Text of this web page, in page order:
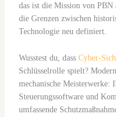
das ist die Mission von PBN
die Grenzen zwischen
Technologie neu definiert.
Wusstest du, dass Cyber-
Schlüsselrolle spielt?
mechanische Meisterwerke:
Steuerungssoftware und
umfassende